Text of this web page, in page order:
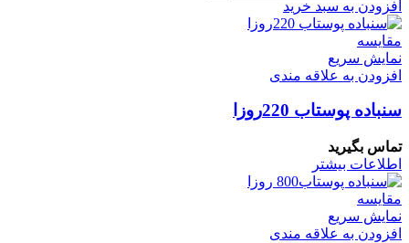
افزودن به سبد خرید
مقايسه
نمایش سریع
افزودن به علاقه مندی
سنباده پوستاب 220روزا
تماس بگیرید
اطلاعات بیشتر
مقايسه
نمایش سریع
افزودن به علاقه مندی